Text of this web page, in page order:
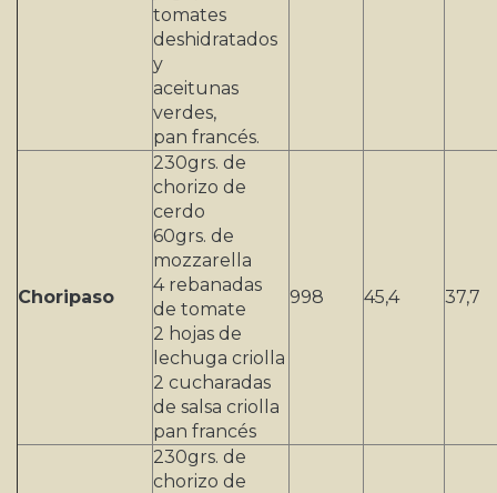
tomates
deshidratados
y
aceitunas
verdes,
pan francés.
Choripaso
230grs. de
chorizo de
cerdo
60grs. de
mozzarella
4 rebanadas
de tomate
2 hojas de
lechuga criolla
2 cucharadas
de salsa criolla
pan francés
998 45,4 37,7
230grs. de
chorizo de